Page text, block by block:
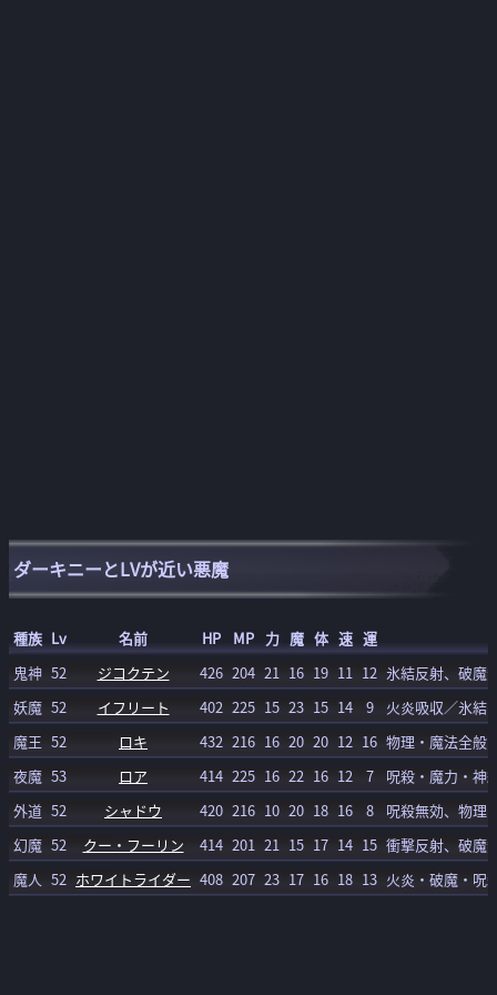
ダーキニーとLVが近い悪魔
種族 Lv 名前 HP MP 力 魔 体 速 運
鬼神 52 ジコクテン 426 204 21 16 19 11 12 氷結反射、破魔
妖魔 52 イフリート 402 225 15 23 15 14 9
火炎吸収／氷結
魔王 52 ロキ 432 216 16 20 20 12 16 物理・魔法全般
夜魔 53 ロア 414 225 16 22 16 12 7
呪殺・魔力・神
外道 52 シャドウ 420 216 10 20 18 16 8
呪殺無効、物理
幻魔 52 クー・フーリン 414 201 21 15 17 14 15 衝撃反射、破魔
魔人 52 ホワイトライダー 408 207 23 17 16 18 13 火炎・破魔・呪